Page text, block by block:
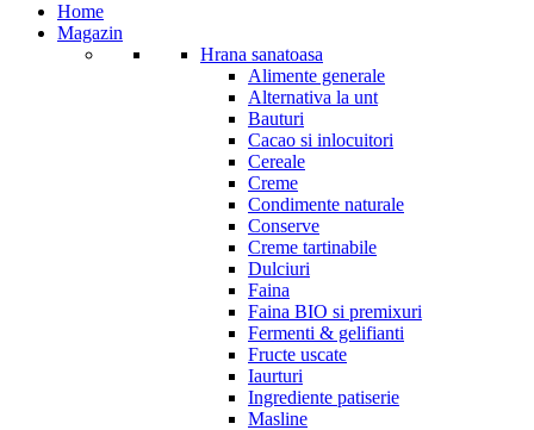
Home
Magazin
Hrana sanatoasa
Alimente generale
Alternativa la unt
Bauturi
Cacao si inlocuitori
Cereale
Creme
Condimente naturale
Conserve
Creme tartinabile
Dulciuri
Faina
Faina BIO si premixuri
Fermenti & gelifianti
Fructe uscate
Iaurturi
Ingrediente patiserie
Masline